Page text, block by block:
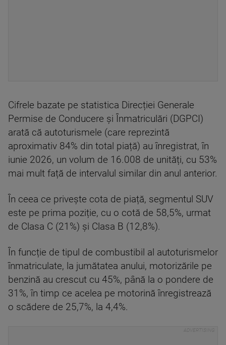
Cifrele bazate pe statistica Direcției Generale
Permise de Conducere și Înmatriculări (DGPCI)
arată că autoturismele (care reprezintă
aproximativ 84% din total piață) au înregistrat, în
iunie 2026, un volum de 16.008 de unități, cu 53%
mai mult față de intervalul similar din anul anterior.
În ceea ce privește cota de piață, segmentul SUV
este pe prima poziție, cu o cotă de 58,5%, urmat
de Clasa C (21%) și Clasa B (12,8%).
În funcție de tipul de combustibil al autoturismelor
înmatriculate, la jumătatea anului, motorizările pe
benzină au crescut cu 45%, până la o pondere de
31%, în timp ce acelea pe motorină înregistrează
o scădere de 25,7%, la 4,4%.